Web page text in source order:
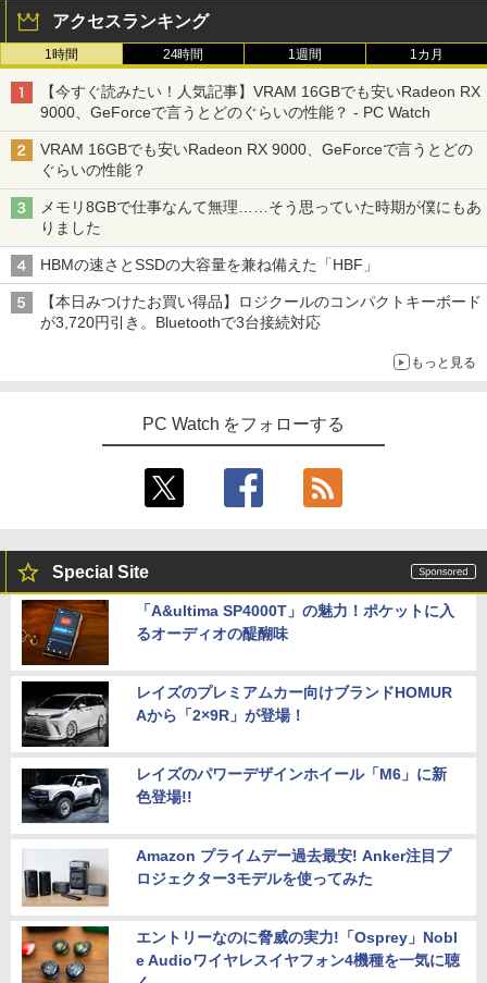
アクセスランキング
1時間 24時間 1週間 1カ月
【今すぐ読みたい！人気記事】VRAM 16GBでも安いRadeon RX
9000、GeForceで言うとどのぐらいの性能？ - PC Watch
VRAM 16GBでも安いRadeon RX 9000、GeForceで言うとどの
ぐらいの性能？
メモリ8GBで仕事なんて無理……そう思っていた時期が僕にもあ
りました
HBMの速さとSSDの大容量を兼ね備えた「HBF」
【本日みつけたお買い得品】ロジクールのコンパクトキーボード
が3,720円引き。Bluetoothで3台接続対応
もっと見る
PC Watch をフォローする
Special Site
「A&ultima SP4000T」の魅力！ポケットに入
るオーディオの醍醐味
レイズのプレミアムカー向けブランドHOMUR
Aから「2×9R」が登場！
レイズのパワーデザインホイール「M6」に新
色登場!!
Amazon プライムデー過去最安! Anker注目プ
ロジェクター3モデルを使ってみた
エントリーなのに脅威の実力!「Osprey」Nobl
e Audioワイヤレスイヤフォン4機種を一気に聴